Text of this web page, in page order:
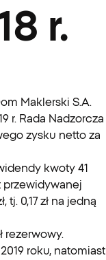
r.
Maklerski S.A.
r. Rada Nadzorcza
zysku netto za
kwoty 41
przewidywanej
0,17 zł na jedną
rezerwowy.
roku, natomiast